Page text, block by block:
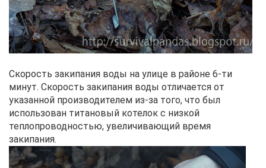
Скорость закипания воды на улице в районе 6-ти
минут. Скорость закипания воды отличается от
указанной производителем из-за того, что был
использован титановый котелок с низкой
теплопроводностью, увеличивающий время
закипания.